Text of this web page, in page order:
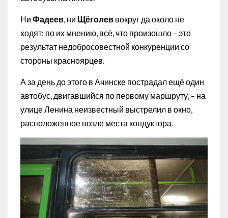
Ни Фадеев, ни Щёголев вокруг да около не
ходят: по их мнению, всё, что произошло – это
результат недобросовестной конкуренции со
стороны красноярцев.
А за день до этого в Ачинске пострадал ещё один
автобус, двигавшийся по первому маршруту, – на
улице Ленина неизвестный выстрелил в окно,
расположенное возле места кондуктора.